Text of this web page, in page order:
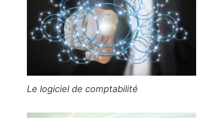
Le logiciel de comptabilité